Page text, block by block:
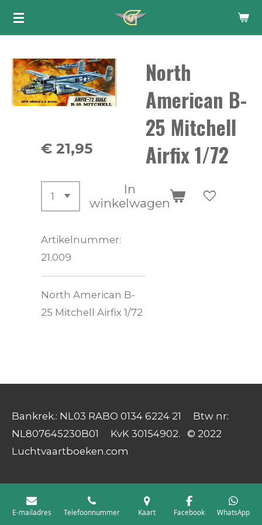
Ga
de
hoofdinhoud
North
American B-
25 Mitchell
Airfix 1/72
€ 21,95
In
winkelwagen
Artikelnummer:
21.009
North American B-
25 Mitchell Airfix 1/72
Bankrek.: NL03 RABO 0134 6224 21 Btw nr:
NL807645230B01 KvK 30154902. © 2022
Luchtvaartboeken.com
E-mailadres Telefoonnummer Kaart Facebook WhatsApp